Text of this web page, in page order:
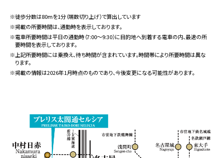
マーケットスクエアささしま・・・（約2,340m）
愛知大学名古屋キャンパス・・・（約2,500m）
※徒歩分数は80ⅿを1分（端数切り上げ）で算出しています
※掲載の所要時間は、通勤時を表示しております。
※電車所要時間は平日の通勤時（7:00〜9:30）に目的地へ到着する電車の内、最速の所
要時間を表示しております。
※上記所要時間には乗換え、待ち時間が含まれています。時間帯により所要時間は異な
ります。
※掲載の情報は2026年1月時点のものであり、今後変更になる可能性があります。